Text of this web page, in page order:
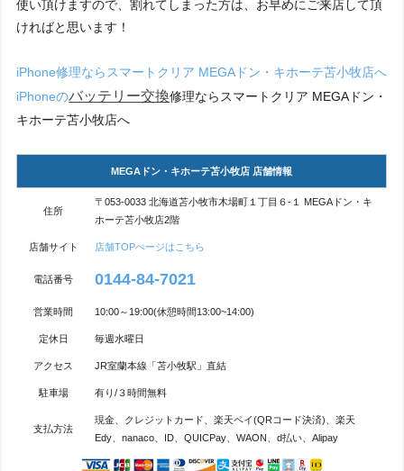
使い頂けますので、割れてしまった方は、お早めにご来店して頂
ければと思います！
iPhone修理ならスマートクリア MEGAドン・キホーテ苫小牧店へ
iPhoneのバッテリー交換修理ならスマートクリア MEGAドン・
キホーテ苫小牧店へ
MEGAドン・キホーテ苫小牧店 店舗情報
住所
〒053-0033 北海道苫小牧市木場町１丁目６-１ MEGAドン・キ
ホーテ苫小牧店2階
店舗サイト 店舗TOPぺージはこちら
電話番号 0144-84-7021
営業時間 10:00～19:00(休憩時間13:00~14:00)
定休日 毎週水曜日
アクセス JR室蘭本線「苫小牧駅」直結
駐車場 有り/３時間無料
支払方法
現金、クレジットカード、楽天ペイ(QRコード決済)、楽天
Edy、nanaco、ID、QUICPay、WAON、d払い、Alipay